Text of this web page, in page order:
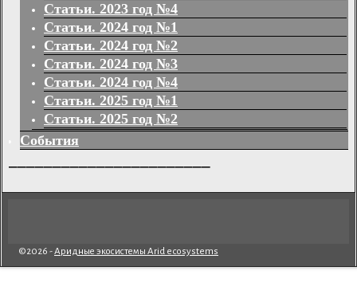
Статьи. 2023 год №4
Статьи. 2024 год №1
Статьи. 2024 год №2
Статьи. 2024 год №3
Статьи. 2024 год №4
Статьи. 2025 год №1
Статьи. 2025 год №2
События
©2026 -Аридные экосистемы Arid ecosystems